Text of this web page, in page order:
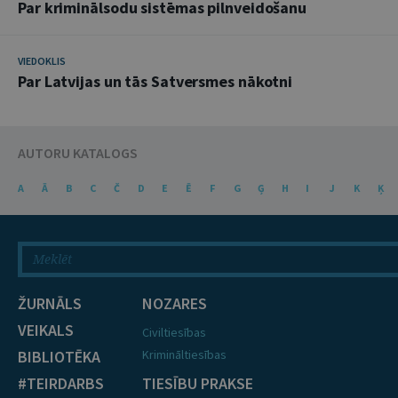
Par kriminālsodu sistēmas pilnveidošanu
VIEDOKLIS
Par Latvijas un tās Satversmes nākotni
AUTORU KATALOGS
A Ā B C Č D E Ē F G Ģ H I J K Ķ
ŽURNĀLS
VEIKALS
BIBLIOTĒKA
#TEIRDARBS
NOZARES
Civiltiesības
Krimināltiesības
TIESĪBU PRAKSE